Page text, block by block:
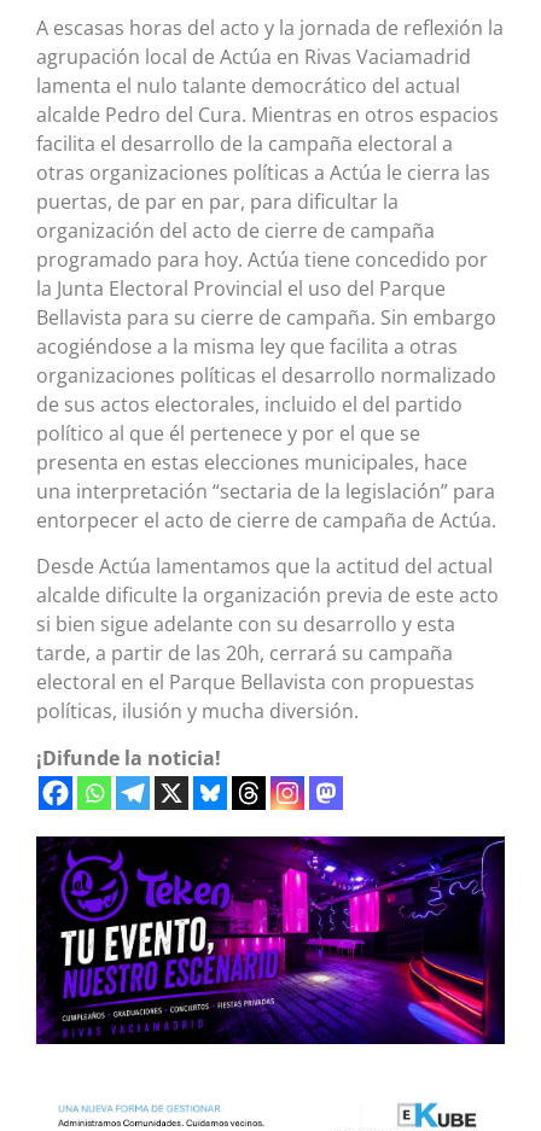
A escasas horas del acto y la jornada de reflexión la
agrupación local de Actúa en Rivas Vaciamadrid
lamenta el nulo talante democrático del actual
alcalde Pedro del Cura. Mientras en otros espacios
facilita el desarrollo de la campaña electoral a
otras organizaciones políticas a Actúa le cierra las
puertas, de par en par, para dificultar la
organización del acto de cierre de campaña
programado para hoy. Actúa tiene concedido por
la Junta Electoral Provincial el uso del Parque
Bellavista para su cierre de campaña. Sin embargo
acogiéndose a la misma ley que facilita a otras
organizaciones políticas el desarrollo normalizado
de sus actos electorales, incluido el del partido
político al que él pertenece y por el que se
presenta en estas elecciones municipales, hace
una interpretación “sectaria de la legislación” para
entorpecer el acto de cierre de campaña de Actúa.
Desde Actúa lamentamos que la actitud del actual
alcalde dificulte la organización previa de este acto
si bien sigue adelante con su desarrollo y esta
tarde, a partir de las 20h, cerrará su campaña
electoral en el Parque Bellavista con propuestas
políticas, ilusión y mucha diversión.
¡Difunde la noticia!